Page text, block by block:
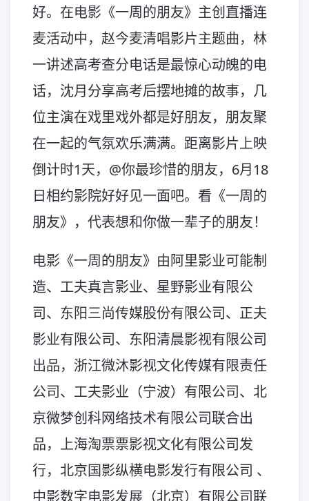
好。在电影《一周的朋友》主创直播连
麦活动中，赵今麦清唱影片主题曲，林
一讲述高考查分电话是最惊心动魄的电
话，沈月分享高考后摆地摊的故事，几
位主演在戏里戏外都是好朋友，朋友聚
在一起的气氛欢乐满满。距离影片上映
倒计时1天，@你最珍惜的朋友，6月18
日相约影院好好见一面吧。看《一周的
朋友》，代表想和你做一辈子的朋友！
电影《一周的朋友》由阿里影业可能制
造、工夫真言影业、星野影业有限公
司、东阳三尚传媒股份有限公司、正夫
影业有限公司、东阳清晨影视有限公司
出品，浙江微沐影视文化传媒有限责任
公司、工夫影业（宁波）有限公司、北
京微梦创科网络技术有限公司联合出
品，上海淘票票影视文化有限公司发
行，北京国影纵横电影发行有限公司 、
中影数字电影发展（北京）有限公司联